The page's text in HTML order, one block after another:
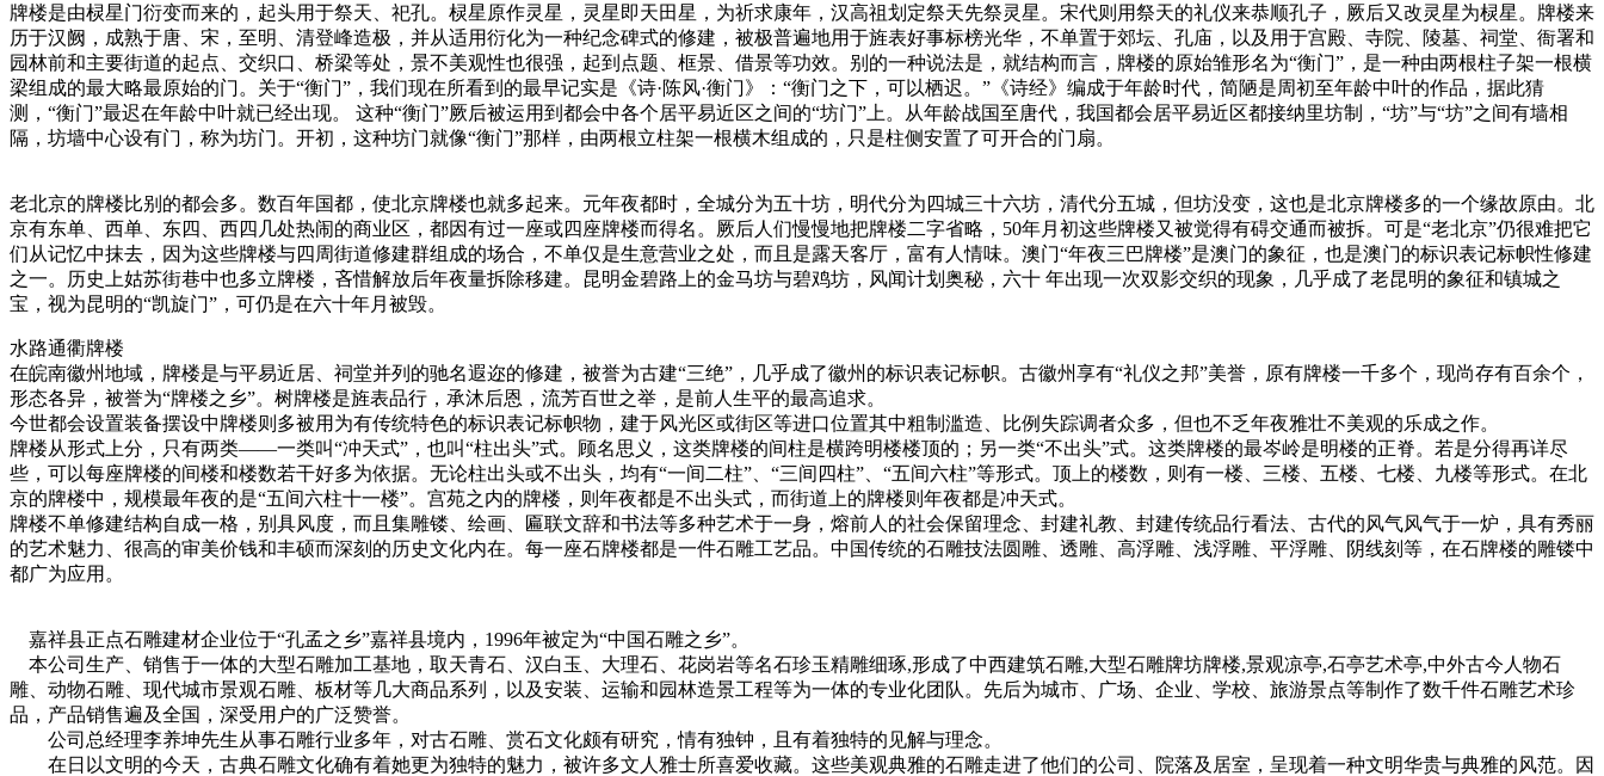
牌楼是由棂星门衍变而来的，起头用于祭天、祀孔。棂星原作灵星，灵星即天田星，为祈求康年，汉高祖划定祭天先祭灵星。宋代则用祭天的礼仪来恭顺孔子，厥后又改灵星为棂星。牌楼来
历于汉阙，成熟于唐、宋，至明、清登峰造极，并从适用衍化为一种纪念碑式的修建，被极普遍地用于旌表好事标榜光华，不单置于郊坛、孔庙，以及用于宫殿、寺院、陵墓、祠堂、衙署和
园林前和主要街道的起点、交织口、桥梁等处，景不美观性也很强，起到点题、框景、借景等功效。别的一种说法是，就结构而言，牌楼的原始雏形名为“衡门”，是一种由两根柱子架一根横
梁组成的最大略最原始的门。关于“衡门”，我们现在所看到的最早记实是《诗·陈风·衡门》：“衡门之下，可以栖迟。”《诗经》编成于年龄时代，简陋是周初至年龄中叶的作品，据此猜
测，“衡门”最迟在年龄中叶就已经出现。 这种“衡门”厥后被运用到都会中各个居平易近区之间的“坊门”上。从年龄战国至唐代，我国都会居平易近区都接纳里坊制，“坊”与“坊”之间有墙相
隔，坊墙中心设有门，称为坊门。开初，这种坊门就像“衡门”那样，由两根立柱架一根横木组成的，只是柱侧安置了可开合的门扇。
老北京的牌楼比别的都会多。数百年国都，使北京牌楼也就多起来。元年夜都时，全城分为五十坊，明代分为四城三十六坊，清代分五城，但坊没变，这也是北京牌楼多的一个缘故原由。北
京有东单、西单、东四、西四几处热闹的商业区，都因有过一座或四座牌楼而得名。厥后人们慢慢地把牌楼二字省略，50年月初这些牌楼又被觉得有碍交通而被拆。可是“老北京”仍很难把它
们从记忆中抹去，因为这些牌楼与四周街道修建群组成的场合，不单仅是生意营业之处，而且是露天客厅，富有人情味。澳门“年夜三巴牌楼”是澳门的象征，也是澳门的标识表记标帜性修建
之一。历史上姑苏街巷中也多立牌楼，吝惜解放后年夜量拆除移建。昆明金碧路上的金马坊与碧鸡坊，风闻计划奥秘，六十 年出现一次双影交织的现象，几乎成了老昆明的象征和镇城之
宝，视为昆明的“凯旋门”，可仍是在六十年月被毁。
水路通衢牌楼
在皖南徽州地域，牌楼是与平易近居、祠堂并列的驰名遐迩的修建，被誉为古建“三绝”，几乎成了徽州的标识表记标帜。古徽州享有“礼仪之邦”美誉，原有牌楼一千多个，现尚存有百余个，
形态各异，被誉为“牌楼之乡”。树牌楼是旌表品行，承沐后恩，流芳百世之举，是前人生平的最高追求。
今世都会设置装备摆设中牌楼则多被用为有传统特色的标识表记标帜物，建于风光区或街区等进口位置其中粗制滥造、比例失踪调者众多，但也不乏年夜雅壮不美观的乐成之作。
牌楼从形式上分，只有两类——一类叫“冲天式”，也叫“柱出头”式。顾名思义，这类牌楼的间柱是横跨明楼楼顶的；另一类“不出头”式。这类牌楼的最岑岭是明楼的正脊。若是分得再详尽
些，可以每座牌楼的间楼和楼数若干好多为依据。无论柱出头或不出头，均有“一间二柱”、“三间四柱”、“五间六柱”等形式。顶上的楼数，则有一楼、三楼、五楼、七楼、九楼等形式。在北
京的牌楼中，规模最年夜的是“五间六柱十一楼”。宫苑之内的牌楼，则年夜都是不出头式，而街道上的牌楼则年夜都是冲天式。
牌楼不单修建结构自成一格，别具风度，而且集雕镂、绘画、匾联文辞和书法等多种艺术于一身，熔前人的社会保留理念、封建礼教、封建传统品行看法、古代的风气风气于一炉，具有秀丽
的艺术魅力、很高的审美价钱和丰硕而深刻的历史文化内在。每一座石牌楼都是一件石雕工艺品。中国传统的石雕技法圆雕、透雕、高浮雕、浅浮雕、平浮雕、阴线刻等，在石牌楼的雕镂中
都广为应用。
嘉祥县正点石雕建材企业位于“孔孟之乡”嘉祥县境内，1996年被定为“中国石雕之乡”。
本公司生产、销售于一体的大型石雕加工基地，取天青石、汉白玉、大理石、花岗岩等名石珍玉精雕细琢,形成了中西建筑石雕,大型石雕牌坊牌楼,景观凉亭,石亭艺术亭,中外古今人物石
雕、动物石雕、现代城市景观石雕、板材等几大商品系列，以及安装、运输和园林造景工程等为一体的专业化团队。先后为城市、广场、企业、学校、旅游景点等制作了数千件石雕艺术珍
品，产品销售遍及全国，深受用户的广泛赞誉。
公司总经理李养坤先生从事石雕行业多年，对古石雕、赏石文化颇有研究，情有独钟，且有着独特的见解与理念。
在日以文明的今天，古典石雕文化确有着她更为独特的魅力，被许多文人雅士所喜爱收藏。这些美观典雅的石雕走进了他们的公司、院落及居室，呈现着一种文明华贵与典雅的风范。因